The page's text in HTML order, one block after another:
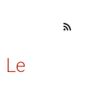
Le